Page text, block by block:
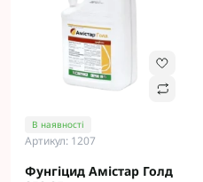
В наявності
Артикул: 1207
Фунгіцид Амістар Голд